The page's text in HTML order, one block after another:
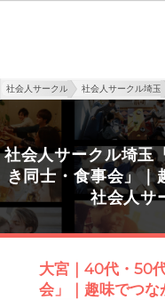
社会人サークル 社会人サークル埼玉
社会人サークル埼玉
き同士・食事会」｜
社会人サ
大宮｜40代・50
会」｜趣味でつ